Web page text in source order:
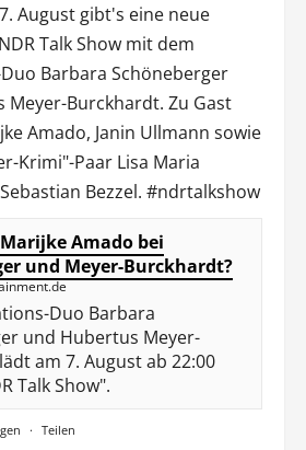
August gibt's eine neue
NDR Talk Showmit dem
Barbara Schöneberger
Meyer-Burckhardt. Zu Gast
Amado, Janin Ullmann sowie
Krimi"-Paar Lisa Maria
Bezzel. #ndrtalkshow
Amado bei
und Meyer-Burckhardt?
Duo Barbara
und Hubertus Meyer-
am 7. August ab 22:00
Talk Show".
· Teilen